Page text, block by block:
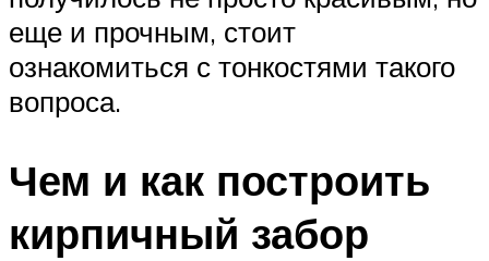
еще и прочным, стоит
ознакомиться с тонкостями такого
вопроса.
Чем и как построить
кирпичный забор